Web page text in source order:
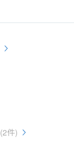
(2件)